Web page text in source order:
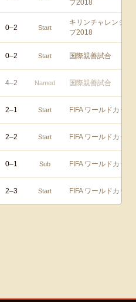
プ2018
0–2 Start
キリンチャレンジカ
プ2018
0–2 Start 国際親善試合
4–2 Named 国際親善試合
2–1 Start FIFA ワールドカップ
2–2 Start FIFA ワールドカップ
0–1 Sub FIFA ワールドカップ
2–3 Start FIFA ワールドカップ